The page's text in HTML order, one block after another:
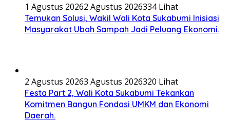
1 Agustus 20262 Agustus 2026334 Lihat
Temukan Solusi, Wakil Wali Kota Sukabumi Inisiasi
Masyarakat Ubah Sampah Jadi Peluang Ekonomi.
2 Agustus 20263 Agustus 2026320 Lihat
Festa Part 2, Wali Kota Sukabumi Tekankan
Komitmen Bangun Fondasi UMKM dan Ekonomi
Daerah.